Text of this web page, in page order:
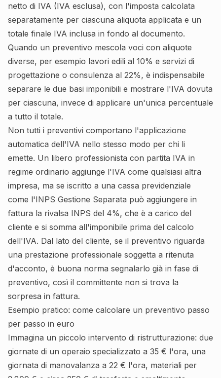
netto di IVA (IVA esclusa), con l'imposta calcolata
separatamente per ciascuna aliquota applicata e un
totale finale IVA inclusa in fondo al documento.
Quando un preventivo mescola voci con aliquote
diverse, per esempio lavori edili al 10% e servizi di
progettazione o consulenza al 22%, è indispensabile
separare le due basi imponibili e mostrare l'IVA dovuta
per ciascuna, invece di applicare un'unica percentuale
a tutto il totale.
Non tutti i preventivi comportano l'applicazione
automatica dell'IVA nello stesso modo per chi li
emette. Un libero professionista con partita IVA in
regime ordinario aggiunge l'IVA come qualsiasi altra
impresa, ma se iscritto a una cassa previdenziale
come l'INPS Gestione Separata può aggiungere in
fattura la rivalsa INPS del 4%, che è a carico del
cliente e si somma all'imponibile prima del calcolo
dell'IVA. Dal lato del cliente, se il preventivo riguarda
una prestazione professionale soggetta a ritenuta
d'acconto, è buona norma segnalarlo già in fase di
preventivo, così il committente non si trova la
sorpresa in fattura.
Esempio pratico: come calcolare un preventivo passo
per passo in euro
Immagina un piccolo intervento di ristrutturazione: due
giornate di un operaio specializzato a 35 € l'ora, una
giornata di manovalanza a 22 € l'ora, materiali per